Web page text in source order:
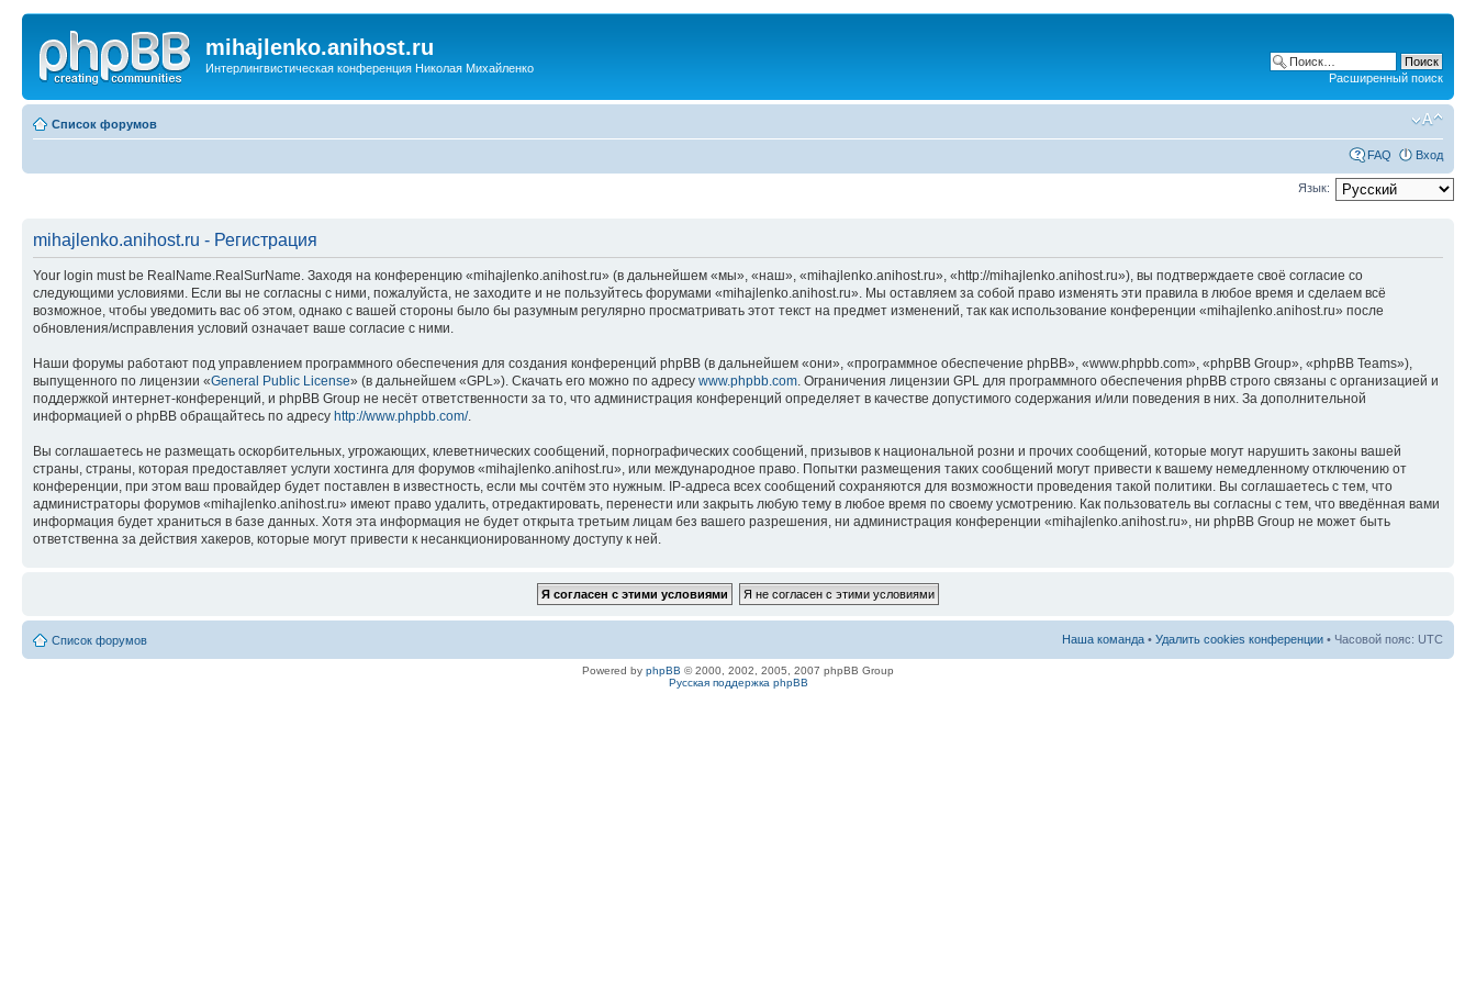
mihajlenko.anihost.ru
Интерлингвистическая конференция Николая Михайленко
Расширенный поиск
Список форумов
FAQ Вход
Язык:
mihajlenko.anihost.ru - Регистрация
Your login must be RealName.RealSurName. Заходя на конференцию «mihajlenko.anihost.ru» (в дальнейшем «мы», «наш», «mihajlenko.anihost.ru», «http://mihajlenko.anihost.ru»), вы подтверждаете своё согласие со
следующими условиями. Если вы не согласны с ними, пожалуйста, не заходите и не пользуйтесь форумами «mihajlenko.anihost.ru». Мы оставляем за собой право изменять эти правила в любое время и сделаем всё
возможное, чтобы уведомить вас об этом, однако с вашей стороны было бы разумным регулярно просматривать этот текст на предмет изменений, так как использование конференции «mihajlenko.anihost.ru» после
обновления/исправления условий означает ваше согласие с ними.
Наши форумы работают под управлением программного обеспечения для создания конференций phpBB (в дальнейшем «они», «программное обеспечение phpBB», «www.phpbb.com», «phpBB Group», «phpBB Teams»),
выпущенного по лицензии «General Public License» (в дальнейшем «GPL»). Скачать его можно по адресу www.phpbb.com. Ограничения лицензии GPL для программного обеспечения phpBB строго связаны с организацией и
поддержкой интернет-конференций, и phpBB Group не несёт ответственности за то, что администрация конференций определяет в качестве допустимого содержания и/или поведения в них. За дополнительной
информацией о phpBB обращайтесь по адресу http://www.phpbb.com/.
Вы соглашаетесь не размещать оскорбительных, угрожающих, клеветнических сообщений, порнографических сообщений, призывов к национальной розни и прочих сообщений, которые могут нарушить законы вашей
страны, страны, которая предоставляет услуги хостинга для форумов «mihajlenko.anihost.ru», или международное право. Попытки размещения таких сообщений могут привести к вашему немедленному отключению от
конференции, при этом ваш провайдер будет поставлен в известность, если мы сочтём это нужным. IP-адреса всех сообщений сохраняются для возможности проведения такой политики. Вы соглашаетесь с тем, что
администраторы форумов «mihajlenko.anihost.ru» имеют право удалить, отредактировать, перенести или закрыть любую тему в любое время по своему усмотрению. Как пользователь вы согласны с тем, что введённая вами
информация будет храниться в базе данных. Хотя эта информация не будет открыта третьим лицам без вашего разрешения, ни администрация конференции «mihajlenko.anihost.ru», ни phpBB Group не может быть
ответственна за действия хакеров, которые могут привести к несанкционированному доступу к ней.
Список форумов Наша команда • Удалить cookies конференции • Часовой пояс: UTC
Powered by phpBB © 2000, 2002, 2005, 2007 phpBB Group
Русская поддержка phpBB